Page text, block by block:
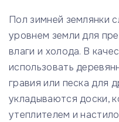
Пол зимней землянки
уровнем земли для
влаги и холода. В
использовать
гравия или песка для
укладываются доски,
утеплителем и